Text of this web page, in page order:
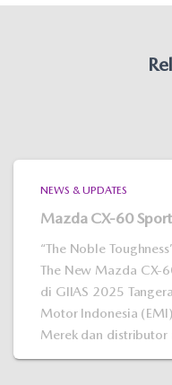
NEWS & UPDATES
Mazda CX-60 Sport
“The Noble
The New Mazda CX-
di GIIAS 2025
Motor Indonesia
Merek dan distributor